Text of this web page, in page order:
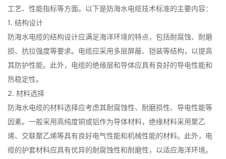
工艺、性能指标等方面。以下是防海水电缆技术标准的主要内容：
1. 结构设计
防海水电缆的结构设计应满足海洋环境的特点，包括耐腐蚀、耐磨
损、抗拉强度等要求。电缆应采用多层屏蔽、铠装等结构，以提高
其防护性能。此外，电缆的绝缘层和导体应具有良好的导电性能和
热稳定性。
2. 材料选择
防海水电缆的材料选择应考虑其耐腐蚀性、耐磨损性、导电性能等
因素。一般采用高纯度铜或铝作为导体材料，绝缘材料采用聚乙
烯、交联聚乙烯等具有良好电气性能和机械性能的材料。此外，电
缆的护套材料应具有优异的耐腐蚀性和耐磨性，以适应海洋环境。